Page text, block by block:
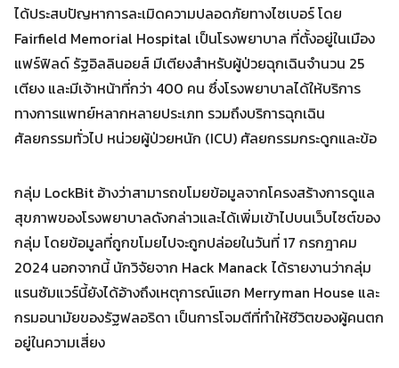
Search
for:
Search
ได้ประสบปัญหาการละเมิดความปลอดภัยทางไซเบอร์ โดย
Fairfield Memorial Hospital เป็นโรงพยาบาล ที่ตั้งอยู่ในเมือง
แฟร์ฟิลด์ รัฐอิลลินอยส์ มีเตียงสำหรับผู้ป่วยฉุกเฉินจำนวน 25
เตียง และมีเจ้าหน้าที่กว่า 400 คน ซึ่งโรงพยาบาลได้ให้บริการ
ทางการแพทย์หลากหลายประเภท รวมถึงบริการฉุกเฉิน
ศัลยกรรมทั่วไป หน่วยผู้ป่วยหนัก (ICU) ศัลยกรรมกระดูกและข้อ
กลุ่ม LockBit อ้างว่าสามารถขโมยข้อมูลจากโครงสร้างการดูแล
สุขภาพของโรงพยาบาลดังกล่าวและได้เพิ่มเข้าไปบนเว็บไซต์ของ
กลุ่ม โดยข้อมูลที่ถูกขโมยไปจะถูกปล่อยในวันที่ 17 กรกฎาคม
2024 นอกจากนี้ นักวิจัยจาก Hack Manack ได้รายงานว่ากลุ่ม
แรนซัมแวร์นี้ยังได้อ้างถึงเหตุการณ์แฮก Merryman House และ
กรมอนามัยของรัฐฟลอริดา เป็นการโจมตีที่ทำให้ชีวิตของผู้คนตก
อยู่ในความเสี่ยง